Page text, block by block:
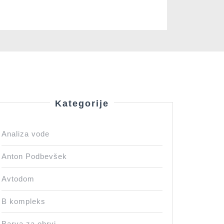
Kategorije
Analiza vode
Anton Podbevšek
Avtodom
B kompleks